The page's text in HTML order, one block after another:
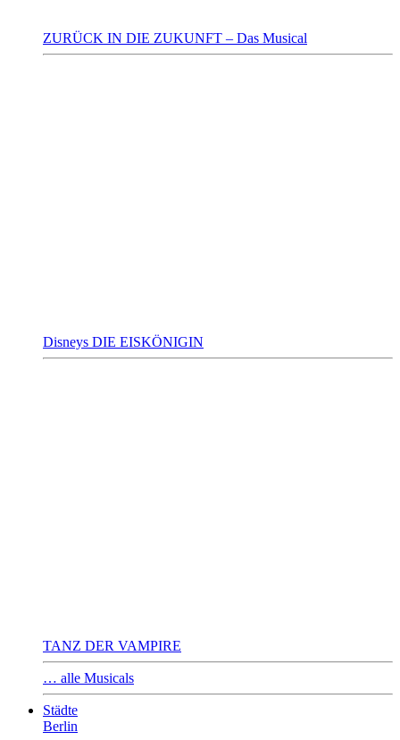
ZURÜCK IN DIE ZUKUNFT – Das Musical
Disneys DIE EISKÖNIGIN
TANZ DER VAMPIRE
… alle Musicals
Städte
Berlin